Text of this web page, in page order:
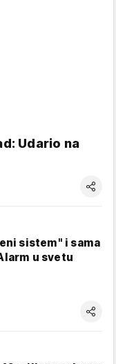
Udario na
sistem" i sama
u svetu